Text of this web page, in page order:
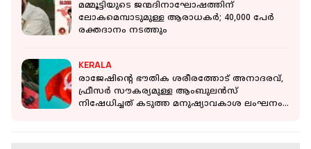
മമ്മൂട്ടിയുടെ ജന്മദിനാഘോഷത്തിന്
ലോകമെമ്പാടുമുള്ള ആരാധകര്‍; 40,000 പേര്‍
രക്തദാനം നടത്തും
KERALA
രാജേഷിന്റെ ഭൗതിക ശരീരത്തോട് അനാദരവ്,
ഫ്രീസർ സൗകര്യമുള്ള ആംബുലൻസ്
നിഷേധിച്ചത് കടുത്ത മനുഷ്യാവകാശ ലംഘനം: